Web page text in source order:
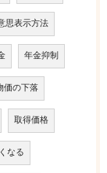
思表示方法
年金抑制
価の下落
取得価格
なる